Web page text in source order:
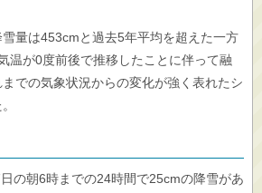
量は453cmと過去5年平均を超えた一方
温が0度前後で推移したことに伴って融
での気象状況からの変化が強く表れたシ
の朝6時までの24時間で25cmの降雪があ